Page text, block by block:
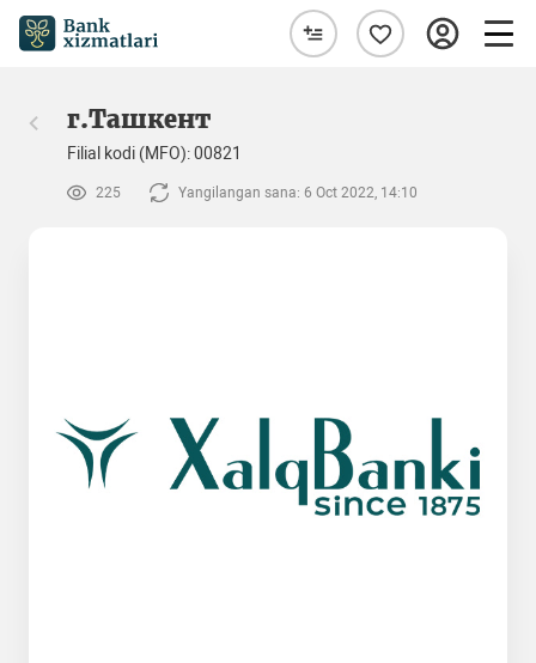
г.Ташкент
Filial kodi (MFO): 00821
225 Yangilangan sana: 6 Oct 2022, 14:10